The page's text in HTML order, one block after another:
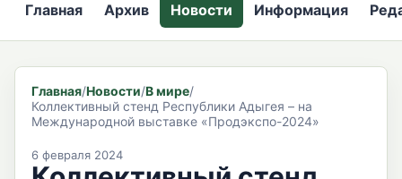
Главная Архив Новости Информация
Главная/Новости/В мире/
Коллективный стенд Республики Адыгея – на
Международной выставке «Продэкспо-2024»
6 февраля 2024